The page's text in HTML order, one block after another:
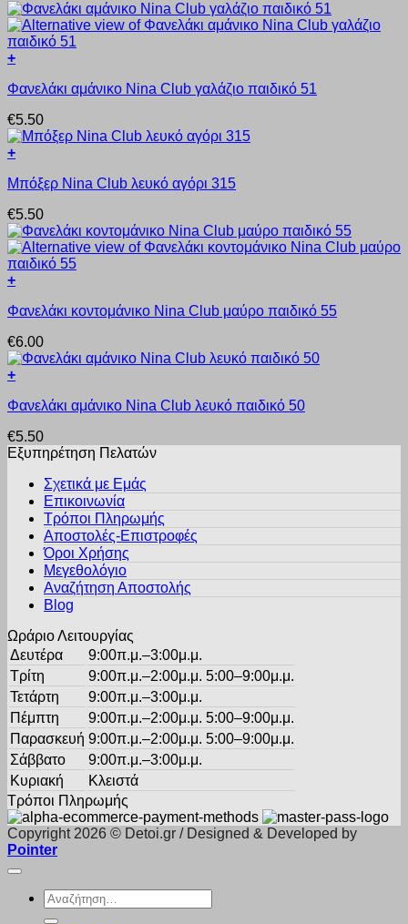
σελίδα
του
προϊόντος
πολλαπλές
παραλλαγές.
Οι
επιλογές
να
στη
σελίδα
του
προϊόντος
+
το
έχει
πολλαπλές
παραλλαγές.
επιλογές
να
επιλεγούν
στη
σελίδα
του
προϊόντος
Φανελάκι αμάνικο Nina Club γαλάζιο παιδικό 51
€5.50
+
το
έχει
πολλαπλές
παραλλαγές.
Οι
επιλογές
να
στη
σελίδα
του
προϊόντος
Μπόξερ Nina Club λευκό αγόρι 315
€5.50
+
το
έχει
πολλαπλές
παραλλαγές.
επιλογές
να
επιλεγούν
σελίδα
προϊόντος
Φανελάκι κοντομάνικο Nina Club μαύρο παιδικό 55
€6.00
+
το
έχει
πολλαπλές
επιλογές
μπορούν
επιλεγούν
σελίδα
Φανελάκι αμάνικο Nina Club λευκό παιδικό 50
€5.50
Εξυπηρέτηση Πελατών
Σχετικά με Εμάς
Επικοινωνία
Τρόποι Πληρωμής
Αποστολές-Επιστροφές
Όροι Χρήσης
Μεγεθολόγιο
Αναζήτηση Αποστολής
Blog
Ωράριο Λειτουργίας
Δευτέρα
9:00π.μ.–3:00μ.μ.
Τρίτη
9:00π.μ.–2:00μ.μ. 5:00–9:00μ.μ.
Τετάρτη
9:00π.μ.–3:00μ.μ.
Πέμπτη
9:00π.μ.–2:00μ.μ. 5:00–9:00μ.μ.
Παρασκευή 9:00π.μ.–2:00μ.μ. 5:00–9:00μ.μ.
Σάββατο
9:00π.μ.–3:00μ.μ.
Κυριακή
Κλειστά
Τρόποι Πληρωμής
Copyright 2026 © Detoi.gr / Designed & Developed by
Pointer
Αναζήτηση
για: